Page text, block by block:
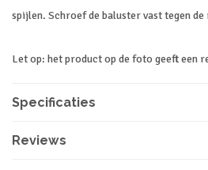
spijlen. Schroef de baluster vast tegen de
Let op: het product op de foto geeft een
Specificaties
Reviews